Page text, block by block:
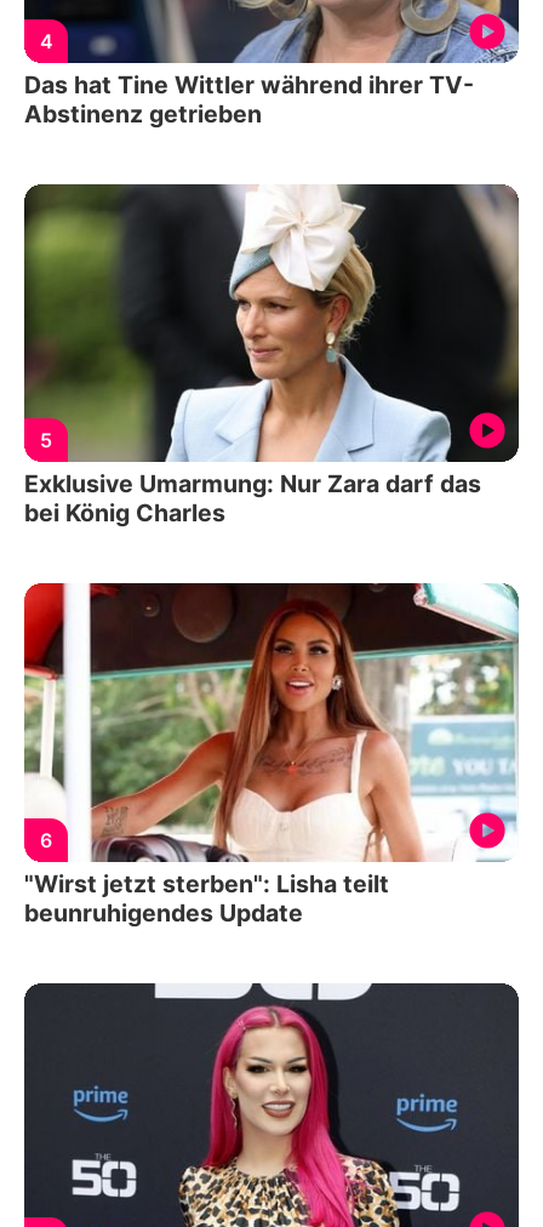
4
Das hat Tine Wittler während ihrer TV-
Abstinenz getrieben
5
Exklusive Umarmung: Nur Zara darf das
bei König Charles
6
"Wirst jetzt sterben": Lisha teilt
beunruhigendes Update